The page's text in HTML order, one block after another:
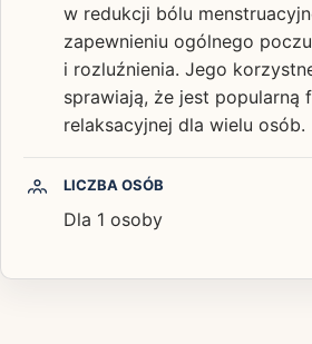
w redukcji bólu
zapewnieniu ogólnego
i rozluźnienia. Jego
sprawiają, że jest popularną
relaksacyjnej dla wielu osób.
LICZBA OSÓB
Dla 1 osoby